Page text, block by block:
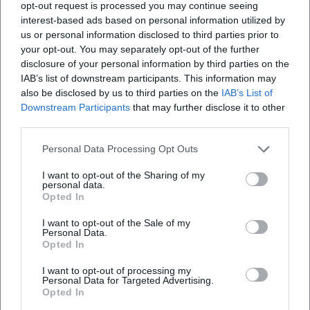
opt-out request is processed you may continue seeing
interest-based ads based on personal information utilized by
us or personal information disclosed to third parties prior to
your opt-out. You may separately opt-out of the further
disclosure of your personal information by third parties on the
IAB’s list of downstream participants. This information may
also be disclosed by us to third parties on the IAB’s List of
Downstream Participants that may further disclose it to other
Personal Data Processing Opt Outs
I want to opt-out of the Sharing of my
personal data.
Opted In
I want to opt-out of the Sale of my
Personal Data.
Opted In
I want to opt-out of processing my
Personal Data for Targeted Advertising.
Opted In
seiner Dichte: Auf engem Raum treffen historische
Architektur, städtische Verwaltung, touristischer
Service und kulturelle Nutzung aufeinander. Genau
daraus entsteht die Atmosphäre, die Ansbachs
Altstadt so kompakt und zugleich vielseitig
erscheinen lässt. ([tourismus-ansbach.de]
(https://www.tourismus-ansbach.de/service/tourist-
info))
Stadthaus, Tourist Information und historische
Johann-Sebastian-Bach-Platz und ein Schlüssel
zum Verständnis des Ortes. Laut offizieller
Tourismusseite wurde es 1532 vom Baumeister
Sixtus Kornburger errichtet. Die Stadt bezeichnet
Kirche.
Giacomo Puccini - Messa di Gloria Konzert
26. Sep 2026
Erleben Sie Puccinis Messa di Gloria am 26. September 2026 in der
St. Gumbertus Kirche in Ansbach. Ein musikalisches Highlight!
Konzerte